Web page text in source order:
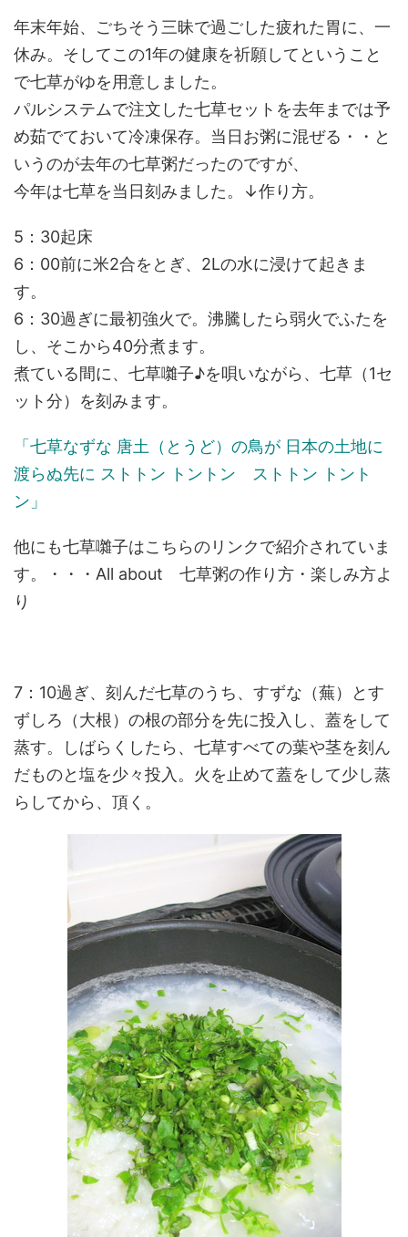
年末年始、ごちそう三昧で過ごした疲れた胃に、一
休み。そしてこの1年の健康を祈願してということ
で七草がゆを用意しました。
パルシステムで注文した七草セットを去年までは予
め茹でておいて冷凍保存。当日お粥に混ぜる・・と
いうのが去年の七草粥だったのですが、
今年は七草を当日刻みました。↓作り方。
5：30起床
6：00前に米2合をとぎ、2Lの水に浸けて起きま
す。
6：30過ぎに最初強火で。沸騰したら弱火でふたを
し、そこから40分煮ます。
煮ている間に、七草囃子♪を唄いながら、七草（1セ
ット分）を刻みます。
「七草なずな 唐土（とうど）の鳥が 日本の土地に
渡らぬ先に ストトン トントン ストトン トント
ン」
他にも七草囃子はこちらのリンクで紹介されていま
す。・・・All about 七草粥の作り方・楽しみ方よ
り
7：10過ぎ、刻んだ七草のうち、すずな（蕪）とす
ずしろ（大根）の根の部分を先に投入し、蓋をして
蒸す。しばらくしたら、七草すべての葉や茎を刻ん
だものと塩を少々投入。火を止めて蓋をして少し蒸
らしてから、頂く。